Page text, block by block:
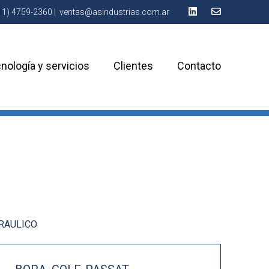
4759-2360 ventas@asindustrias.com.ar
y servicios Clientes Contacto